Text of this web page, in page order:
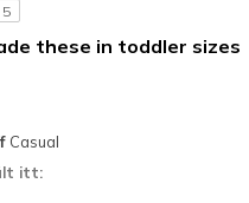
I'm Into Shoes
5
these in toddler sizes
Casual
itt: